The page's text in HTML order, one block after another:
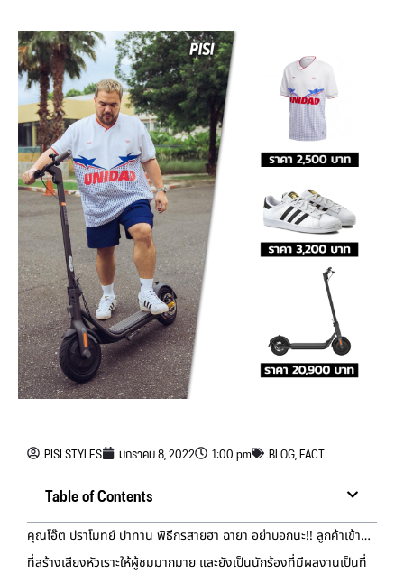
PISI STYLES มกราคม 8, 2022 1:00 pm BLOG FACT
Table of Contents
คุณโอ๊ต ปราโมทย์ ปาทาน พิธีกรสายฮา ฉายา อย่าบอกนะ!! ลูกค้าเข้า…
ที่สร้างเสียงหัวเราะให้ผู้ชมมากมาย และยังเป็นนักร้องที่มีผลงานเป็นที่